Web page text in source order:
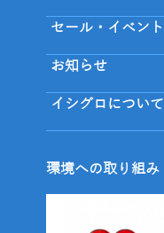
セール・イベント
お知らせ
イシグロについて
環境への取り組み